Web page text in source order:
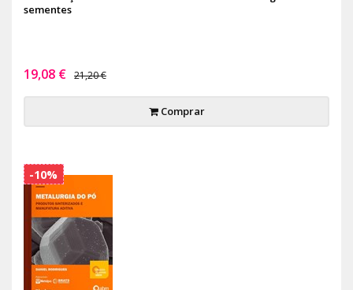
sementes
19,08 € 21,20 €
Comprar
-10%